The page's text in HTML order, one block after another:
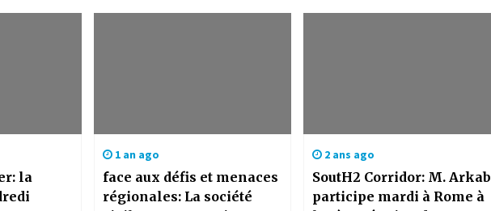
la
1 an ago
face aux défis et menaces
régionales: La société
2 ans ago
SoutH2 Corridor: M. Arkab
participe mardi à Rome à